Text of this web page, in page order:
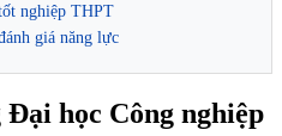
nghiệp THPT
giá năng lực
học Công nghiệp